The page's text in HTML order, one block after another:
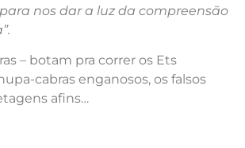
nos dar a luz da compreensão
– botam pra correr os Ets
cabras enganosos, os falsos
afins…